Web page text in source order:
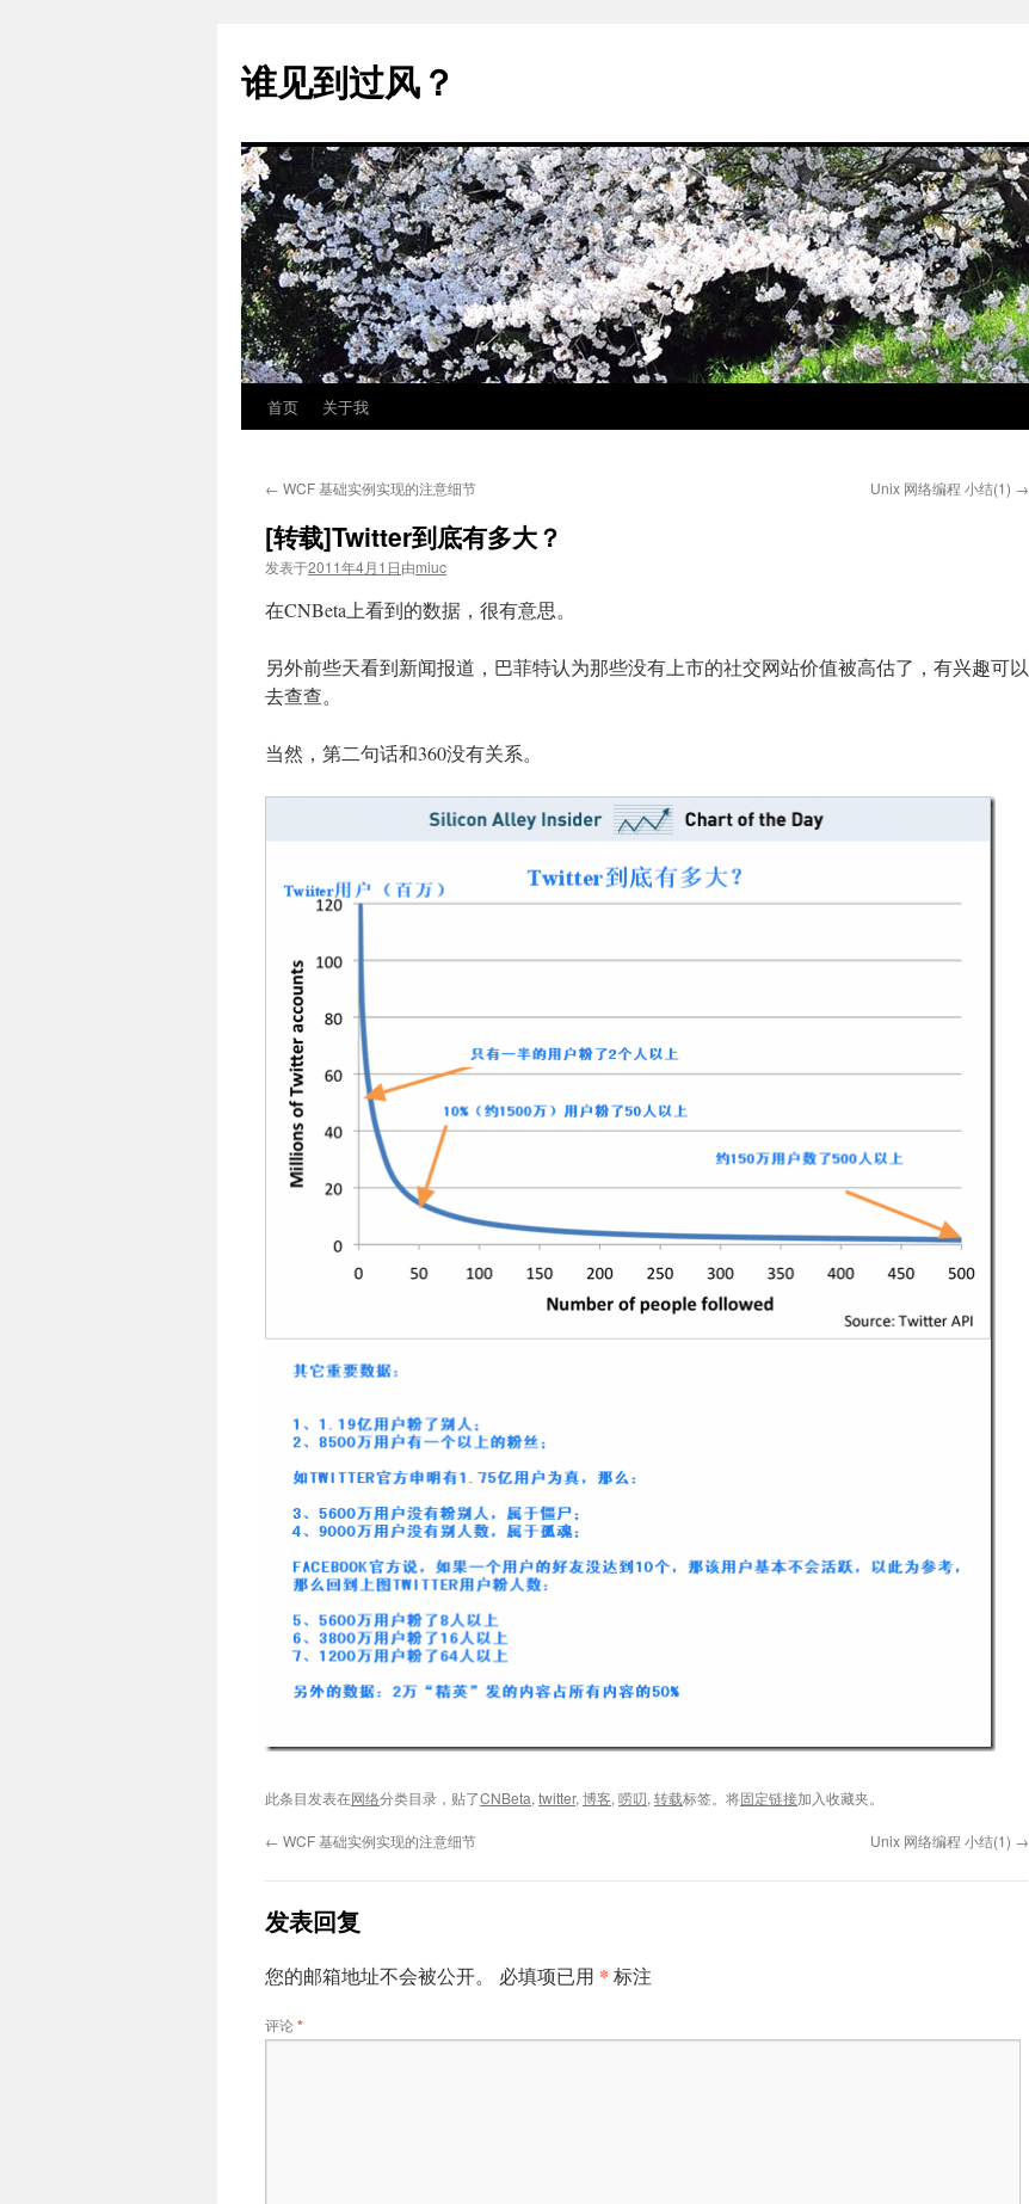
正
文
谁见到过风？
首页 关于我
← WCF 基础实例实现的注意细节 Unix 网络编程 小结(1) →
[转载]Twitter到底有多大？
发表于2011年4月1日由miuc
在CNBeta上看到的数据，很有意思。
另外前些天看到新闻报道，巴菲特认为那些没有上市的社交网站价值被高估了，有兴趣可以
去查查。
当然，第二句话和360没有关系。
此条目发表在网络分类目录，贴了CNBeta, twitter, 博客, 唠叨, 转载标签。将固定链接加入收藏夹。
← WCF 基础实例实现的注意细节 Unix 网络编程 小结(1) →
发表回复
您的邮箱地址不会被公开。 必填项已用 * 标注
评论*